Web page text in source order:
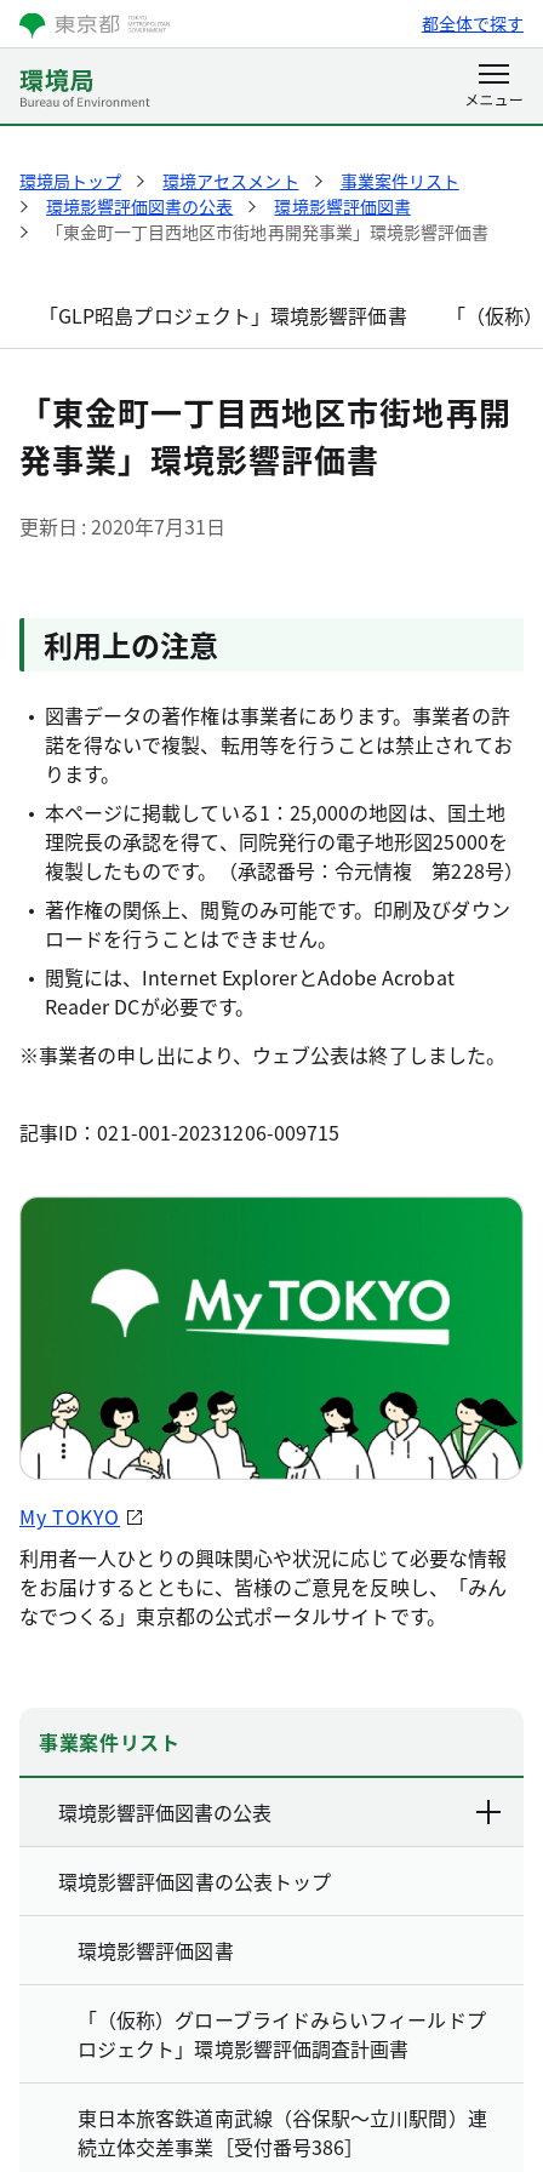
都全体で探す
環境局トップ 環境アセスメント
事業案件リスト
環境影響評価図書の公表
環境影響評価図書
「東金町一丁目西地区市街地再開発事業」環境影響評価書
「GLP昭島プロジェクト」環境影響評価書 「（仮称
「東金町一丁目西地区市街地再開
発事業」環境影響評価書
更新日 2020年7月31日
利用上の注意
図書データの著作権は事業者にあります。事業者の許
諾を得ないで複製、転用等を行うことは禁止されてお
ります。
本ページに掲載している1：25,000の地図は、国土地
理院長の承認を得て、同院発行の電子地形図25000を
複製したものです。（承認番号：令元情複 第228号）
著作権の関係上、閲覧のみ可能です。印刷及びダウン
ロードを行うことはできません。
閲覧には、Internet ExplorerとAdobe Acrobat
Reader DCが必要です。
※事業者の申し出により、ウェブ公表は終了しました。
記事ID：021-001-20231206-009715
My TOKYO
利用者一人ひとりの興味関心や状況に応じて必要な情報
をお届けするとともに、皆様のご意見を反映し、「みん
なでつくる」東京都の公式ポータルサイトです。
事業案件リスト
環境影響評価図書の公表
環境影響評価図書の公表トップ
環境影響評価図書
「（仮称）グローブライドみらいフィールドプ
ロジェクト」環境影響評価調査計画書
東日本旅客鉄道南武線（谷保駅～立川駅間）連
続立体交差事業［受付番号386］